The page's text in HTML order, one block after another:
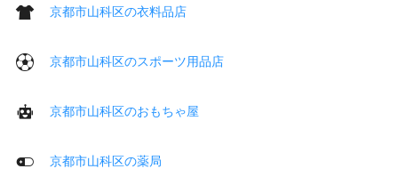
京都市山科区の衣料品店
京都市山科区のスポーツ用品店
京都市山科区のおもちゃ屋
京都市山科区の薬局